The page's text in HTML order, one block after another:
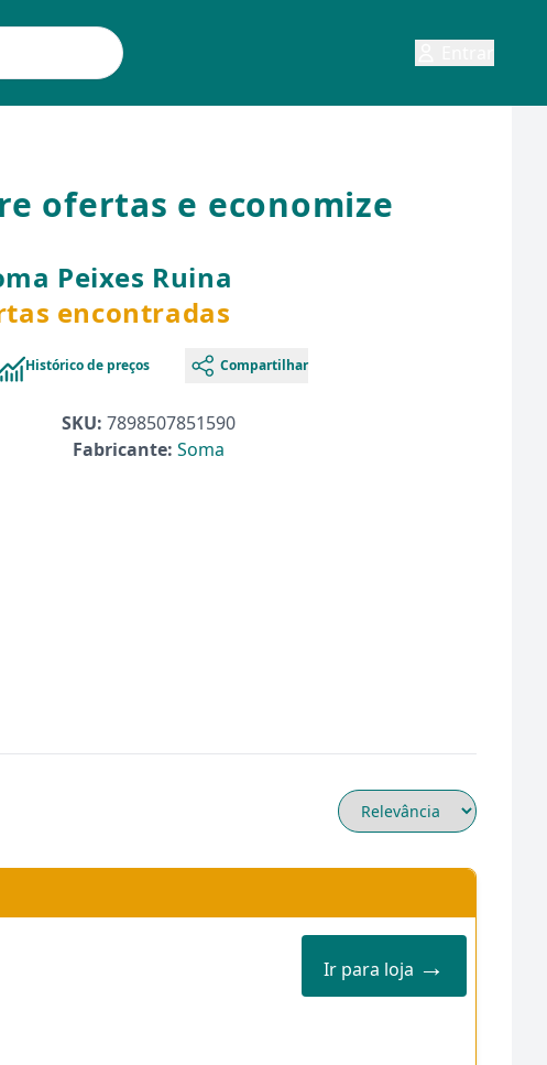
ofertas e economize
Peixes Ruina
encontradas
Histórico de preços Compartilhar
SKU: 7898507851590
Fabricante: Soma
Ir para loja →